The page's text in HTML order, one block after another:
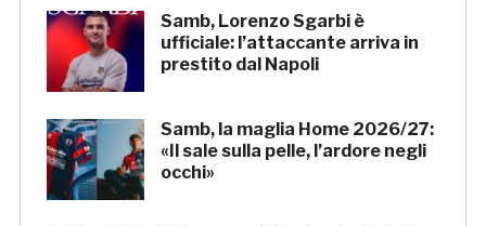
Samb, Lorenzo Sgarbi è
ufficiale: l’attaccante arriva in
prestito dal Napoli
Samb, la maglia Home 2026/27:
«Il sale sulla pelle, l’ardore negli
occhi»